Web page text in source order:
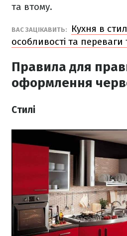
та втому.
ВАС ЗАЦІКАВИТЬ:
Кухня в
особливості та
Правила для
оформлення
Стилі